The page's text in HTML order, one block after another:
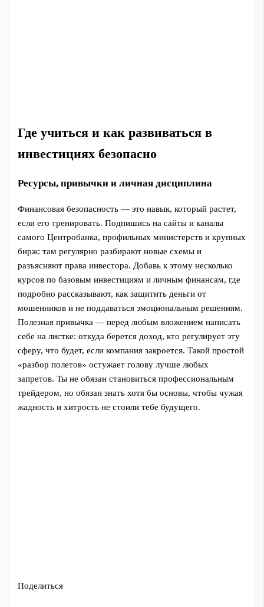
Где учиться и как развиваться в
инвестициях безопасно
Ресурсы, привычки и личная дисциплина
Финансовая безопасность — это навык, который растет,
если его тренировать. Подпишись на сайты и каналы
самого Центробанка, профильных министерств и крупных
бирж: там регулярно разбирают новые схемы и
разъясняют права инвестора. Добавь к этому несколько
курсов по базовым инвестициям и личным финансам, где
подробно рассказывают, как защитить деньги от
мошенников и не поддаваться эмоциональным решениям.
Полезная привычка — перед любым вложением написать
себе на листке: откуда берется доход, кто регулирует эту
сферу, что будет, если компания закроется. Такой простой
«разбор полетов» остужает голову лучше любых
запретов. Ты не обязан становиться профессиональным
трейдером, но обязан знать хотя бы основы, чтобы чужая
жадность и хитрость не стоили тебе будущего.
Поделиться